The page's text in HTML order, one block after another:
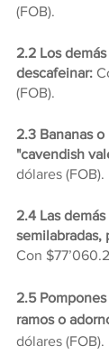
(FOB).
2.2 Los
descafeinar:
(FOB).
2.3 Bananas
"cavendish
dólares (FOB).
2.4 Las
semilabradas,
Con
2.5
ramos o
dólares (FOB).